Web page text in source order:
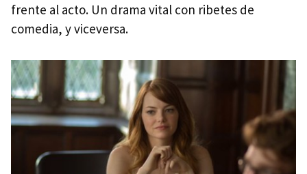
frente al acto. Un drama vital con ribetes de
comedia, y viceversa.